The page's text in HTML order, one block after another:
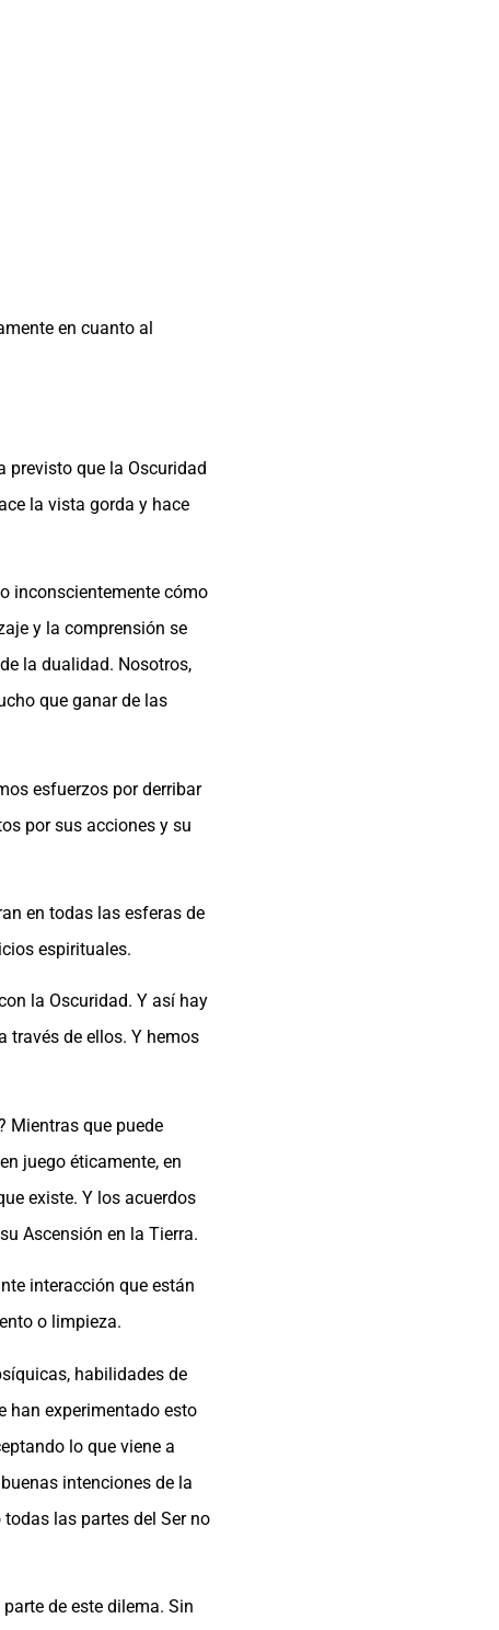
en cuanto al
previsto que la Oscuridad
la vista gorda y hace
inconscientemente cómo
y la comprensión se
la dualidad. Nosotros,
que ganar de las
esfuerzos por derribar
por sus acciones y su
en todas las esferas de
espirituales.
la Oscuridad. Y así hay
través de ellos. Y hemos
Mientras que puede
juego éticamente, en
existe. Y los acuerdos
Ascensión en la Tierra.
interacción que están
o limpieza.
habilidades de
han experimentado esto
lo que viene a
intenciones de la
las partes del Ser no
de este dilema. Sin